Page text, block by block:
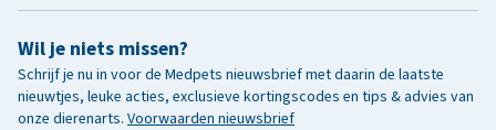
Wil je niets missen?
Schrijf je nu in voor de Medpets nieuwsbrief met daarin de laatste
nieuwtjes, leuke acties, exclusieve kortingscodes en tips & advies van
onze dierenarts. Voorwaarden nieuwsbrief